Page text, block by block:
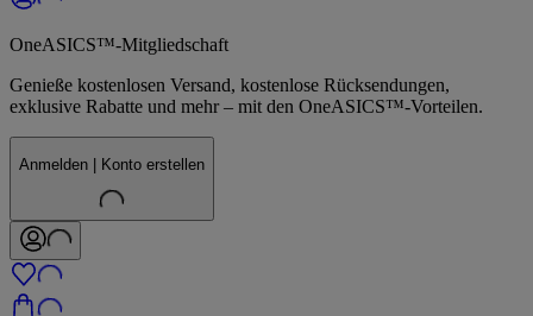
OneASICS™-Mitgliedschaft
Genieße kostenlosen Versand, kostenlose Rücksendungen,
exklusive Rabatte und mehr – mit den OneASICS™-Vorteilen.
Anmelden | Konto erstellen